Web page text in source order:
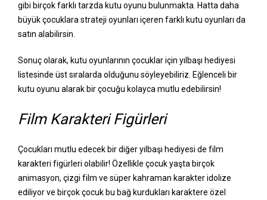
gibi birçok farklı tarzda kutu oyunu bulunmakta. Hatta daha
büyük çocuklara strateji oyunları içeren farklı kutu oyunları da
satın alabilirsin.
Sonuç olarak, kutu oyunlarının çocuklar için yılbaşı hediyesi
listesinde üst sıralarda olduğunu söyleyebiliriz. Eğlenceli bir
kutu oyunu alarak bir çocuğu kolayca mutlu edebilirsin!
Film Karakteri Figürleri
Çocukları mutlu edecek bir diğer yılbaşı hediyesi de film
karakteri figürleri olabilir! Özellikle çocuk yaşta birçok
animasyon, çizgi film ve süper kahraman karakter idolize
ediliyor ve birçok çocuk bu bağ kurdukları karaktere özel